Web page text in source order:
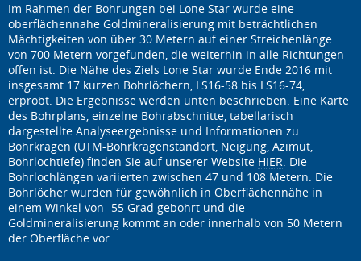
Im Rahmen der Bohrungen bei Lone Star wurde eine
oberflächennahe Goldmineralisierung mit beträchtlichen
Mächtigkeiten von über 30 Metern auf einer Streichenlänge
von 700 Metern vorgefunden, die weiterhin in alle Richtungen
offen ist. Die Nähe des Ziels Lone Star wurde Ende 2016 mit
insgesamt 17 kurzen Bohrlöchern, LS16-58 bis LS16-74,
erprobt. Die Ergebnisse werden unten beschrieben. Eine Karte
des Bohrplans, einzelne Bohrabschnitte, tabellarisch
dargestellte Analyseergebnisse und Informationen zu
Bohrkragen (UTM-Bohrkragenstandort, Neigung, Azimut,
Bohrlochtiefe) finden Sie auf unserer Website HIER. Die
Bohrlochlängen variierten zwischen 47 und 108 Metern. Die
Bohrlöcher wurden für gewöhnlich in Oberflächennähe in
einem Winkel von -55 Grad gebohrt und die
Goldmineralisierung kommt an oder innerhalb von 50 Metern
der Oberfläche vor.